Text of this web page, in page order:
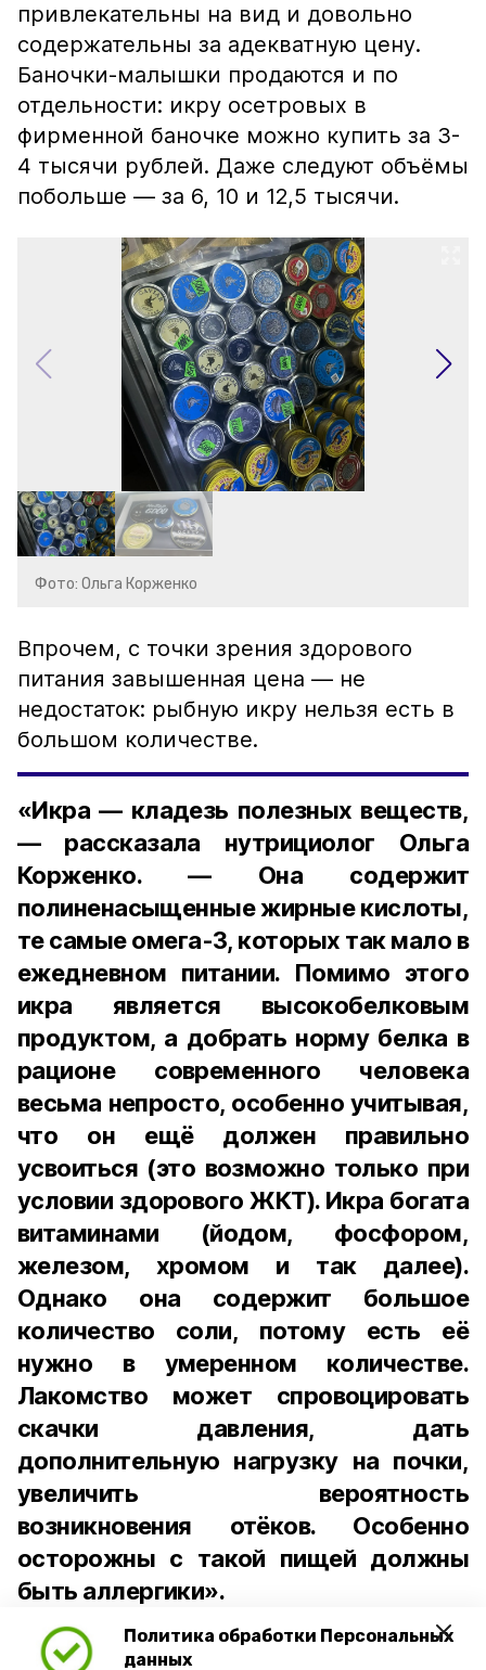
Политика обработки Персональных
данных
привлекательны на вид и довольно
содержательны за адекватную цену.
Баночки-малышки продаются и по
отдельности: икру осетровых в
фирменной баночке можно купить за 3-
4 тысячи рублей. Даже следуют объёмы
побольше — за 6, 10 и 12,5 тысячи.
Фото: Ольга Корженко
Впрочем, с точки зрения здорового
питания завышенная цена — не
недостаток: рыбную икру нельзя есть в
большом количестве.
«Икра — кладезь полезных веществ,
— рассказала нутрициолог Ольга
Корженко. — Она содержит
полиненасыщенные жирные кислоты,
те самые омега-3, которых так мало в
ежедневном питании. Помимо этого
икра является высокобелковым
продуктом, а добрать норму белка в
рационе современного человека
весьма непросто, особенно учитывая,
что он ещё должен правильно
усвоиться (это возможно только при
условии здорового ЖКТ). Икра богата
витаминами (йодом, фосфором,
железом, хромом и так далее).
Однако она содержит большое
количество соли, потому есть её
нужно в умеренном количестве.
Лакомство может спровоцировать
скачки давления, дать
дополнительную нагрузку на почки,
увеличить вероятность
возникновения отёков. Особенно
осторожны с такой пищей должны
быть аллергики».
Для взрослого человека безопасной